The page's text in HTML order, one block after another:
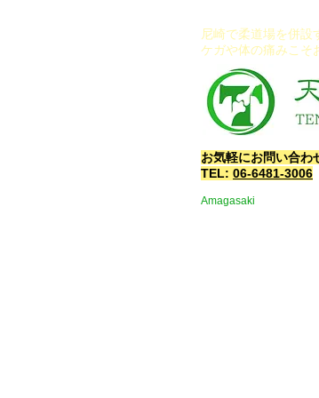
尼崎で柔道場を併
ケガや体の痛みこそ
お気軽にお問い合わ
TEL: 06-6481-3006
Amagasaki